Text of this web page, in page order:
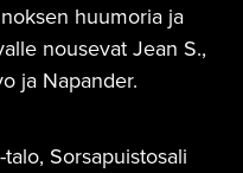
huumoria ja
nousevat Jean S.,
ja Napander.
Sorsapuistosali